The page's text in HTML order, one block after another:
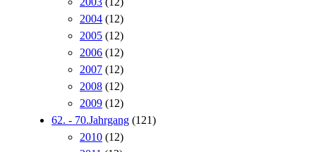
2004 (12)
2005 (12)
2006 (12)
2007 (12)
2008 (12)
2009 (12)
62. - 70.Jahrgang (121)
2010 (12)